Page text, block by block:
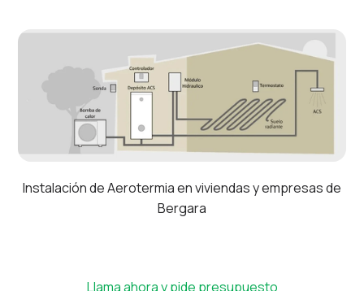
Instalación de Aerotermia en viviendas y empresas de
Bergara
Llama ahora y pide presupuesto